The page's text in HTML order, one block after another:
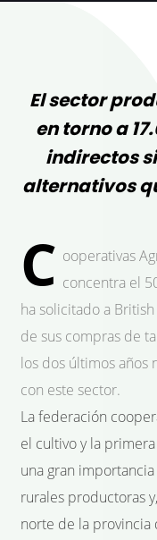
El sector
en torno a
indirectos
alternativos
C ooperativas
concentra el
ha solicitado a
de sus compras de
los dos últimos años
con este sector.
La federación
el cultivo y la
una gran
rurales productoras
norte de la provincia